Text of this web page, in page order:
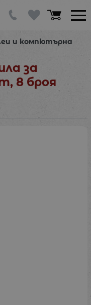
и компютърна
за
8 броя